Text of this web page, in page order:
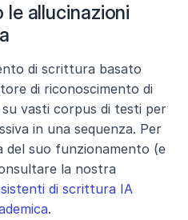
le allucinazioni
di scrittura basato
di riconoscimento di
vasti corpus di testi per
in una sequenza. Per
del suo funzionamento (e
di scrittura IA
.